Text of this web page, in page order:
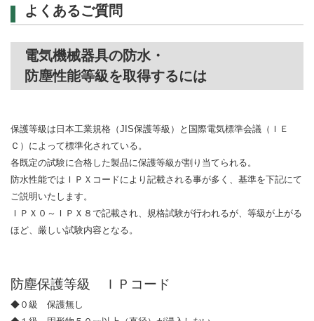
よくあるご質問
電気機械器具の防水・
防塵性能等級を取得するには
保護等級は日本工業規格（JIS保護等級）と国際電気標準会議（ＩＥ
Ｃ）によって標準化されている。
各既定の試験に合格した製品に保護等級が割り当てられる。
防水性能ではＩＰＸコードにより記載される事が多く、基準を下記にて
ご説明いたします。
ＩＰＸ０～ＩＰＸ８で記載され、規格試験が行われるが、等級が上がる
ほど、厳しい試験内容となる。
防塵保護等級 ＩＰコード
◆０級 保護無し